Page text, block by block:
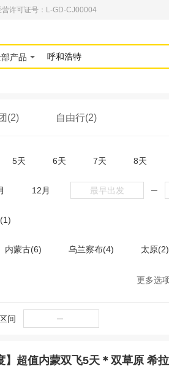
许可证号：L-GD-CJ00004
产品
(2) 自由行(2)
5天 6天 7天 8天
12月 ─
内蒙古(6) 乌兰察布(4) 太原(2)
更多选
间 ─
】超值内蒙双飞5天＊双草原 希